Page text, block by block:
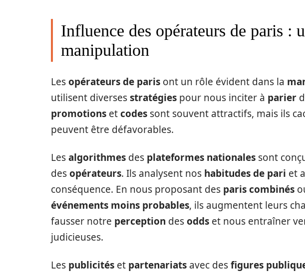
Influence des opérateurs de paris :
manipulation
Lesopérateurs de paris ont un rôle évident dans la
utilisent diversesstratégies pour nous inciter à parier
promotions etcodes sont souvent attractifs, mais ils
peuvent être défavorables.
Lesalgorithmes des plateformes nationales sont
desopérateurs. Ils analysent nos habitudes de pari et
conséquence. En nous proposant des paris combinés
événements moins probables, ils augmentent leurs
fausser notre perception desodds et nous entraîner
judicieuses.
Les publicités et partenariats avec desfigures